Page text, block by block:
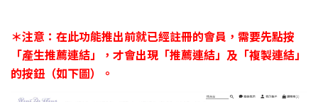
＊注意：在此功能推出前就已經註冊的會員，需要先點按
「產生推薦連結」，才會出現「推薦連結」及「複製連結」
的按鈕（如下圖）。